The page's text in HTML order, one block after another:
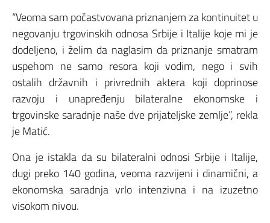
“Veoma sam počastvovana priznanjem za kontinuitet u
negovanju trgovinskih odnosa Srbije i Italije koje mi je
dodeljeno, i želim da naglasim da priznanje smatram
uspehom ne samo resora koji vodim, nego i svih
ostalih državnih i privrednih aktera koji doprinose
razvoju i unapređenju bilateralne ekonomske i
trgovinske saradnje naše dve prijateljske zemlje”, rekla
je Matić.
Ona je istakla da su bilateralni odnosi Srbije i Italije,
dugi preko 140 godina, veoma razvijeni i dinamični, a
ekonomska saradnja vrlo intenzivna i na izuzetno
visokom nivou.